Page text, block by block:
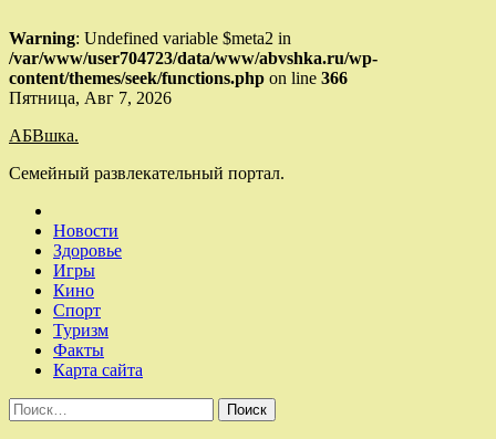
Warning: Undefined variable $meta2 in
/var/www/user704723/data/www/abvshka.ru/wp-
content/themes/seek/functions.php on line 366
Skip
content
Пятница, Авг 7, 2026
АБВшка.
Семейный развлекательный портал.
Новости
Здоровье
Игры
Кино
Спорт
Туризм
Факты
Карта сайта
Найти: